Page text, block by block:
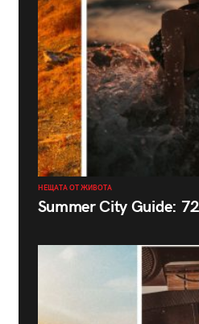
НЕЩАТА ОТ ЖИВОТА
Summer City Guide: